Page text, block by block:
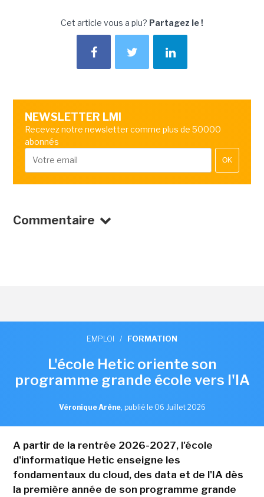
Cet article vous a plu? Partagez le !
NEWSLETTER LMI
Recevez notre newsletter comme plus de 50000
abonnés
OK
Commentaire
EMPLOI / FORMATION
L'école Hetic oriente son
programme grande école vers l'IA
Véronique Arène, publié le 06 Juillet 2026
A partir de la rentrée 2026-2027, l'école
d'informatique Hetic enseigne les
fondamentaux du cloud, des data et de l'IA dès
la première année de son programme grande